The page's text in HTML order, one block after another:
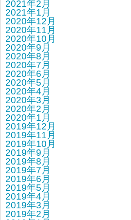
2021年2月
2021年1月
2020年12月
2020年11月
2020年10月
2020年9月
2020年8月
2020年7月
2020年6月
2020年5月
2020年4月
2020年3月
2020年2月
2020年1月
2019年12月
2019年11月
2019年10月
2019年9月
2019年8月
2019年7月
2019年6月
2019年5月
2019年4月
2019年3月
2019年2月